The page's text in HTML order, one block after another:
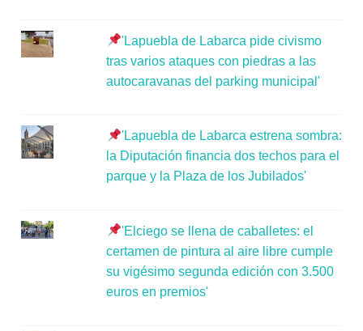
'Lapuebla de Labarca pide civismo
tras varios ataques con piedras a las
autocaravanas del parking municipal'
'Lapuebla de Labarca estrena sombra:
la Diputación financia dos techos para el
parque y la Plaza de los Jubilados'
'Elciego se llena de caballetes: el
certamen de pintura al aire libre cumple
su vigésimo segunda edición con 3.500
euros en premios'